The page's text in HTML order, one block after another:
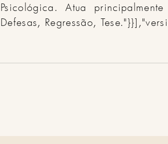
Psicológica. Atua
Defesas, Regressão,